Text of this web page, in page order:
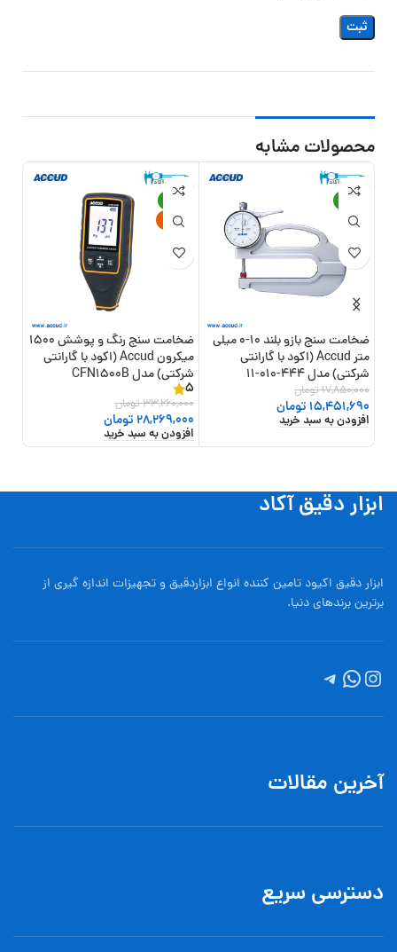
محصولات مشابه
-13%
ضخامت سنج بازو بلند 10-0 میلی
متر Accud (اکود با گارانتی
شرکتی) مدل 444-010-11
17,850,000تومان
15,451,690 تومان
افزودن به سبد خرید
-15%
جدید
ضخامت سنج رنگ و پوشش 1500
میکرون Accud (اکود با گارانتی
شرکتی) مدل CFN1500B
5
33,260,000تومان
28,269,000تومان
افزودن به سبد خرید
ابزار دقیق آکاد
ابزار دقیق اکیود تامین کننده انواع ابزاردقيق و تجهيزات اندازه گیری از
برترین برندهای دنیا.
آخرین مقالات
دسترسی سریع